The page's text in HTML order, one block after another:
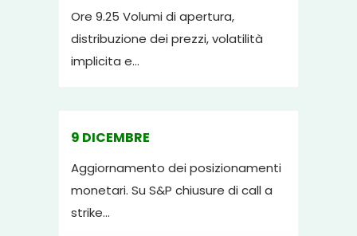
Ore 9.25 Volumi di apertura,
distribuzione dei prezzi, volatilità
implicita e...
9 DICEMBRE
Aggiornamento dei posizionamenti
monetari. Su S&P chiusure di call a
strike...